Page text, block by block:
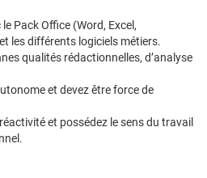
Pack Office (Word, Excel,
les différents logiciels métiers.
qualités rédactionnelles, d’analyse
et devez être force de
et possédez le sens du travail